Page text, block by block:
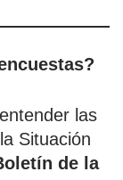
las
Situación
de la